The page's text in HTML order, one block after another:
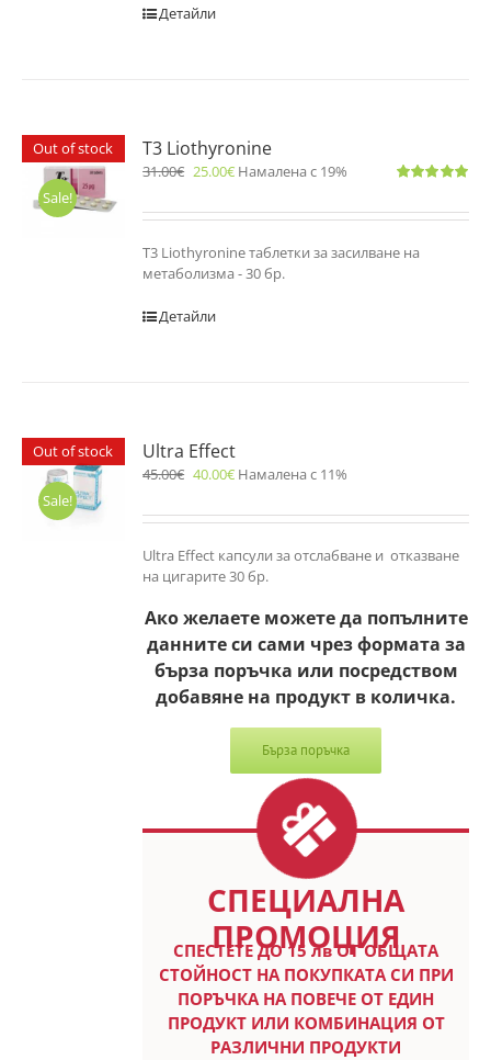
Детайли
Out of stock
Sale!
T3 Liothyronine
31.00€ 25.00€ Намалена с 19%
T3 Liothyronine таблетки за засилване на
метаболизма - 30 бр.
Детайли
Out of stock
Sale!
Ultra Effect
45.00€ 40.00€ Намалена с 11%
Ultra Effect капсули за отслабване и отказване
на цигарите 30 бр.
Ако желаете можете да попълните
данните си сами чрез формата за
бърза поръчка или посредством
добавяне на продукт в количка.
Бърза поръчка
СПЕЦИАЛНА
ПРОМОЦИЯ
СПЕСТETE ДО 15 лв ОТ ОБЩАТА
СТОЙНОСТ НА ПОКУПКАТА СИ ПРИ
ПОРЪЧКА НА ПОВЕЧЕ ОТ ЕДИН
ПРОДУКТ ИЛИ КОМБИНАЦИЯ ОТ
РАЗЛИЧНИ ПРОДУКТИ